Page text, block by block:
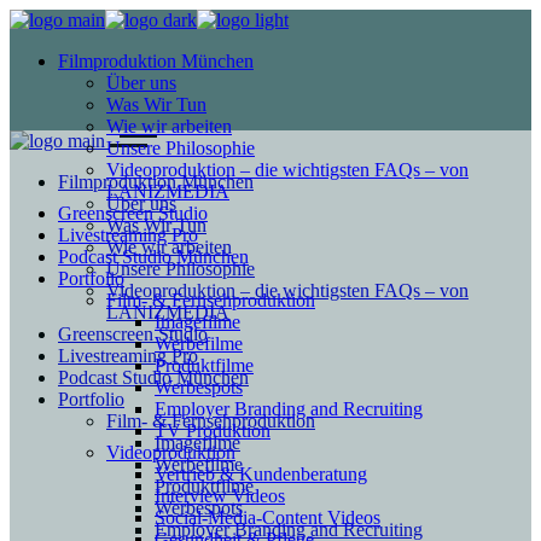
Filmproduktion München
Über uns
Was Wir Tun
Wie wir arbeiten
Unsere Philosophie
Videoproduktion – die wichtigsten FAQs – von
LANIZMEDIA
Greenscreen Studio
Livestreaming Pro
Podcast Studio München
Portfolio
Film- & Fernsehproduktion
Imagefilme
Werbefilme
Produktfilme
Werbespots
Employer Branding and Recruiting
TV Produktion
Videoproduktion
Vertrieb & Kundenberatung
Interview Videos
Social-Media-Content Videos
Filmproduktion München
Über uns
Was Wir Tun
Wie wir arbeiten
Unsere Philosophie
Videoproduktion – die wichtigsten FAQs – von
LANIZMEDIA
Greenscreen Studio
Livestreaming Pro
Podcast Studio München
Portfolio
Film- & Fernsehproduktion
Imagefilme
Werbefilme
Produktfilme
Werbespots
Employer Branding and Recruiting